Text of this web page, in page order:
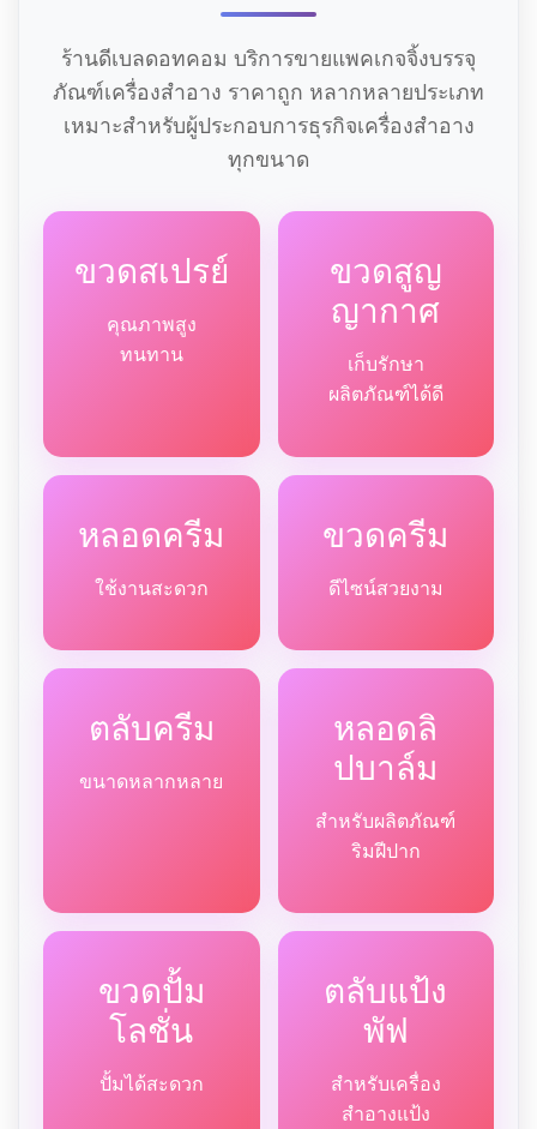
ร้านดีเบลดอทคอม บริการขายแพคเกจจิ้งบรรจุ
ภัณฑ์เครื่องสำอาง ราคาถูก หลากหลายประเภท
เหมาะสำหรับผู้ประกอบการธุรกิจเครื่องสำอาง
ทุกขนาด
ขวดสเปรย์
คุณภาพสูง
ทนทาน
ขวดสูญ
ญากาศ
เก็บรักษา
ผลิตภัณฑ์ได้ดี
หลอดครีม
ใช้งานสะดวก
ขวดครีม
ดีไซน์สวยงาม
ตลับครีม
ขนาดหลากหลาย
หลอดลิ
ปบาล์ม
สำหรับผลิตภัณฑ์
ริมฝีปาก
ขวดปั้ม
โลชั่น
ปั้มได้สะดวก
ตลับแป้ง
พัฟ
สำหรับเครื่อง
สำอางแป้ง